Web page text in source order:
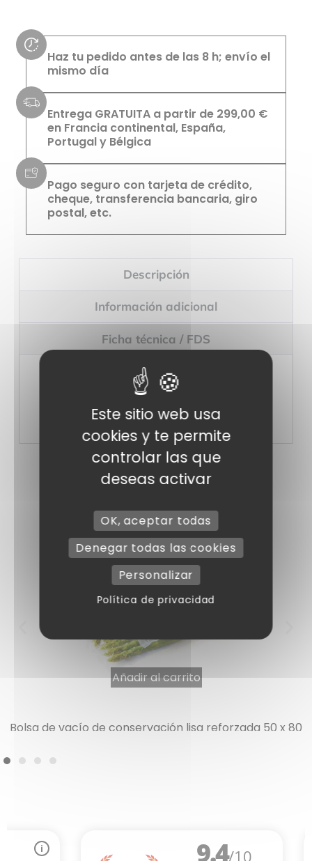
Haz tu pedido antes de las 8 h; envío el
mismo día
Entrega GRATUITA a partir de 299,00 €
en Francia continental, España,
Portugal y Bélgica
Pago seguro con tarjeta de crédito,
cheque, transferencia bancaria, giro
postal, etc.
Descripción
Información adicional
Ficha técnica / FDS
Bolsa de vacío de conservación lisa reforzada 50 x 80
Añadir al carrito
Este sitio web usa
cookies y te permite
controlar las que
deseas activar
OK, aceptar todas
Denegar todas las cookies
Personalizar
Política de privacidad